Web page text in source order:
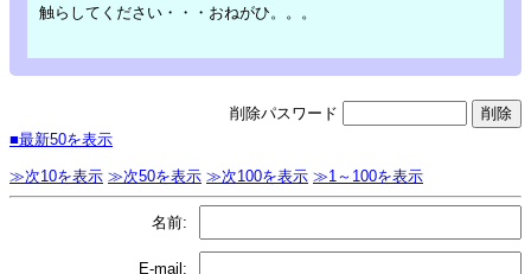
触らしてください・・・おねがひ。。。
削除パスワード
■最新50を表示
≫次10を表示 ≫次50を表示 ≫次100を表示 ≫1～100を表示
名前:
E-mail: